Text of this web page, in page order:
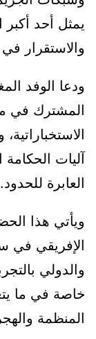
يمثل أحد أكبر
والاستقرار في
ودعا الوفد
المشترك في
آليات الحكامة
العابرة للحدود.
ويأتي هذا
الإفريقي في
والدولي
خاصة في ما
المنظمة